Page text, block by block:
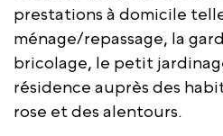
prestations à domicile
ménage/repassage, la
bricolage, le petit
résidence auprès des
rose et des alentours.